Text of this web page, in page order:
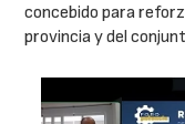
concebido para
provincia y del